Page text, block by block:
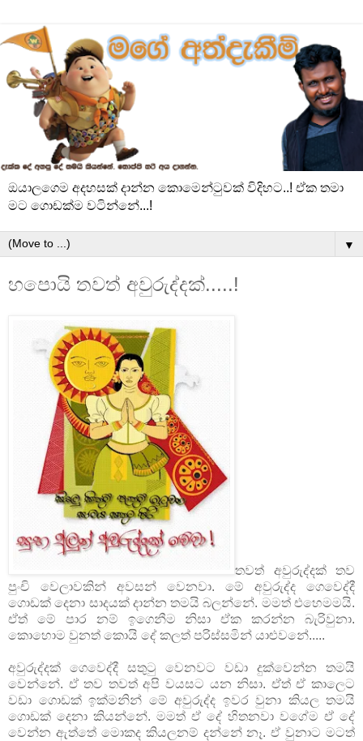
ඔයාලගෙම අදහසක් දාන්න කොමෙන්ටුවක් විදිහට..! ඒක තමා
මට ගොඩක්ම වටින්නේ...!
▼
හපොයි තවත් අවුරුද්දක්.....!
තවත් අවුරුද්දක් තව
පුංචි වෙලාවකින් අවසන් වෙනවා. මේ අවුරුද්ද ගෙවෙද්දී
ගොඩක් දෙනා සාදයක් දාන්න තමයි බලන්නේ. මමත් එහෙමමයි.
ඒත් මේ පාර නම් ඉගෙනීම නිසා ඒක කරන්න බැරිවුනා.
කොහොම වුනත් කොයි දේ කලත් පරිස්සමින් යාළුවනේ.....
අවුරුද්දක් ගෙවෙද්දී සතුටු වෙනවට වඩා දුක්වෙන්න තමයි
වෙන්නේ. ඒ තව තවත් අපි වයසට යන නිසා. ඒත් ඒ කාලෙට
වඩා ගොඩක් ඉක්මනින් මේ අවුරුද්ද ඉවර වුනා කියල තමයි
ගොඩක් දෙනා කියන්නේ. මමත් ඒ දේ හිතනවා වගේම ඒ දේ
වෙන්න ඇත්තේ මොකද කියලනම් දන්නේ නෑ. ඒ වුනාට මටත්